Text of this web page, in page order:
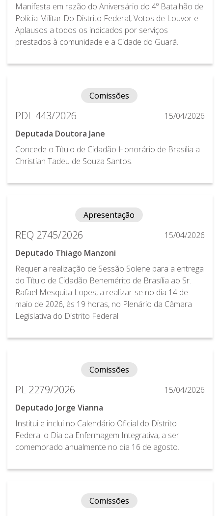
Manifesta em razão do Aniversário do 4º Batalhão de
Polícia Militar Do Distrito Federal, Votos de Louvor e
Aplausos a todos os indicados por serviços
prestados à comunidade e a Cidade do Guará.
Comissões
PDL 443/2026
15/04/2026
Deputada Doutora Jane
Concede o Título de Cidadão Honorário de Brasília a
Christian Tadeu de Souza Santos.
Apresentação
REQ 2745/2026
15/04/2026
Deputado Thiago Manzoni
Requer a realização de Sessão Solene para a entrega
do Título de Cidadão Benemérito de Brasília ao Sr.
Rafael Mesquita Lopes, a realizar-se no dia 14 de
maio de 2026, às 19 horas, no Plenário da Câmara
Legislativa do Distrito Federal
Comissões
PL 2279/2026
15/04/2026
Deputado Jorge Vianna
Institui e inclui no Calendário Oficial do Distrito
Federal o Dia da Enfermagem Integrativa, a ser
comemorado anualmente no dia 16 de agosto.
Comissões